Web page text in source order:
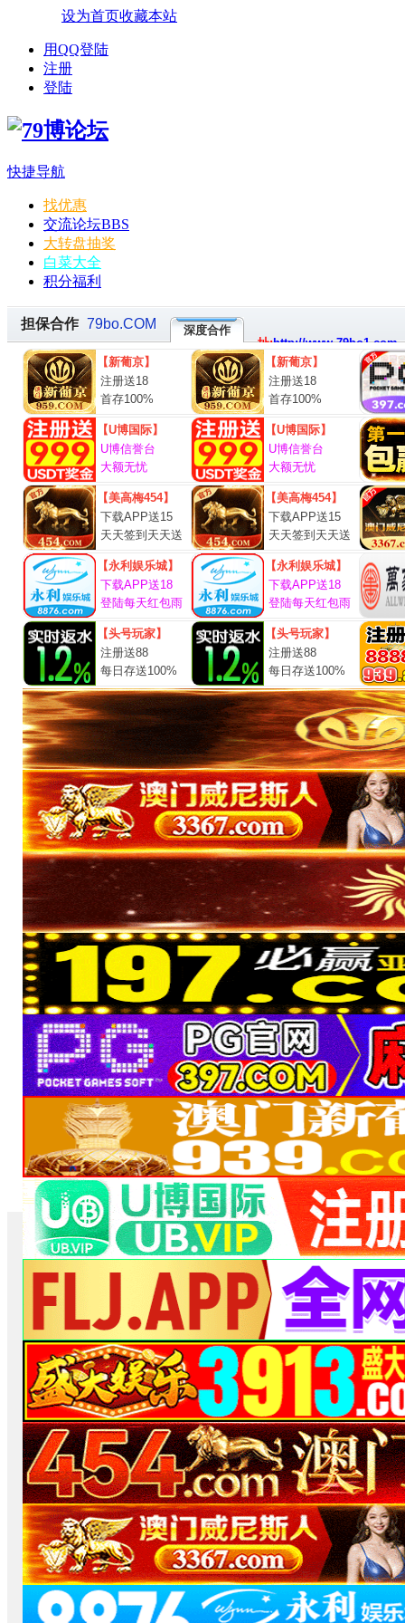
设为首页收藏本站
用QQ登陆
注册
登陆
快捷导航
找优惠
交流论坛BBS
大转盘抽奖
白菜大全
积分福利